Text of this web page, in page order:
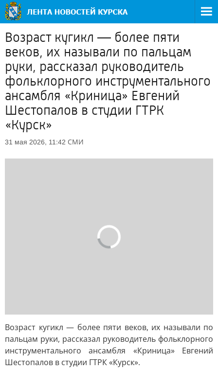
Возраст кугикл — более пяти
веков, их называли по пальцам
руки, рассказал руководитель
фольклорного инструментального
ансамбля «Криница» Евгений
Шестопалов в студии ГТРК
«Курск»
31 мая 2026, 11:42 СМИ
Возраст кугикл — более пяти веков, их называли по
пальцам руки, рассказал руководитель фольклорного
инструментального ансамбля «Криница» Евгений
Шестопалов в студии ГТРК «Курск».